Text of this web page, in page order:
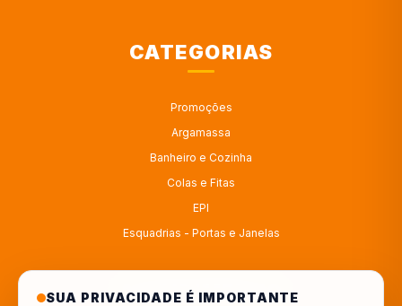
CATEGORIAS
Promoções
Argamassa
Banheiro e Cozinha
Colas e Fitas
EPI
Esquadrias - Portas e Janelas
ATENDIMENTO
SUA PRIVACIDADE É IMPORTANTE